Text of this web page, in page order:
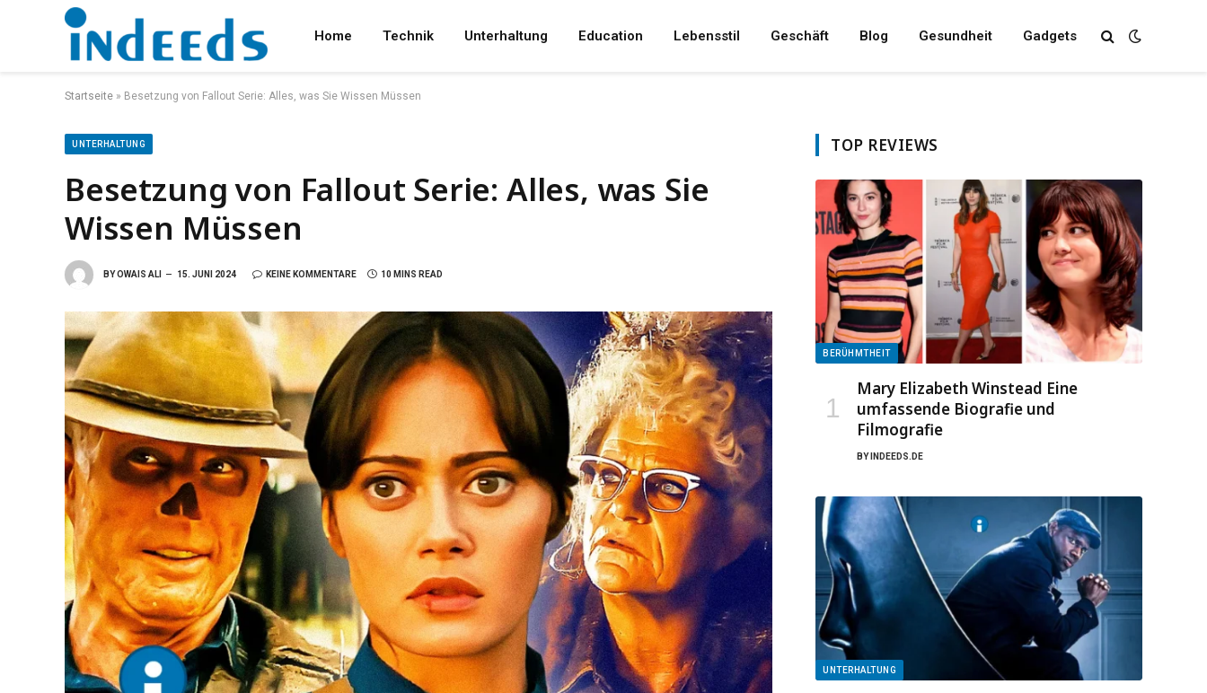
Home Technik Unterhaltung Education Lebensstil Geschäft Blog Gesundheit Gadgets
Startseite » Besetzung von Fallout Serie: Alles, was Sie Wissen Müssen
UNTERHALTUNG
Besetzung von Fallout Serie: Alles, was Sie
Wissen Müssen
BYOWAIS ALI 15. JUNI 2024 KEINE KOMMENTARE 10 MINS READ
TOP REVIEWS
BERÜHMTHEIT
Mary Elizabeth Winstead Eine
umfassende Biografie und
Filmografie
BY INDEEDS.DE
UNTERHALTUNG